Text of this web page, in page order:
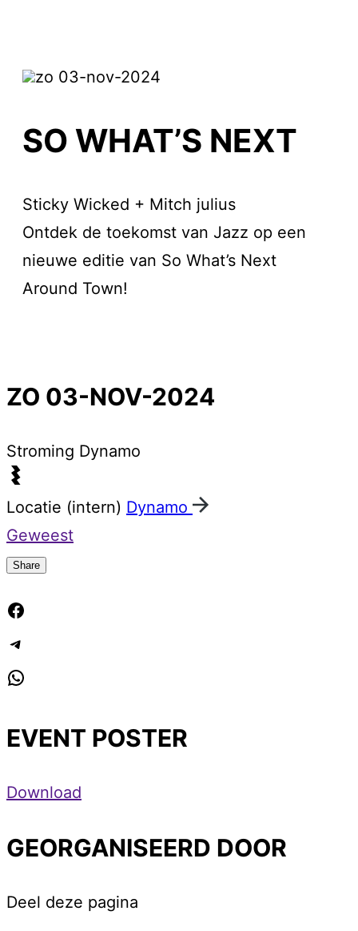
zo 03-nov-2024
SO WHAT’S NEXT
Sticky Wicked + Mitch julius
Ontdek de toekomst van Jazz op een
nieuwe editie van So What’s Next
Around Town!
ZO 03-NOV-2024
Stroming Dynamo
Locatie (intern) Dynamo
Geweest
Share
EVENT POSTER
Download
GEORGANISEERD DOOR
Deel deze pagina